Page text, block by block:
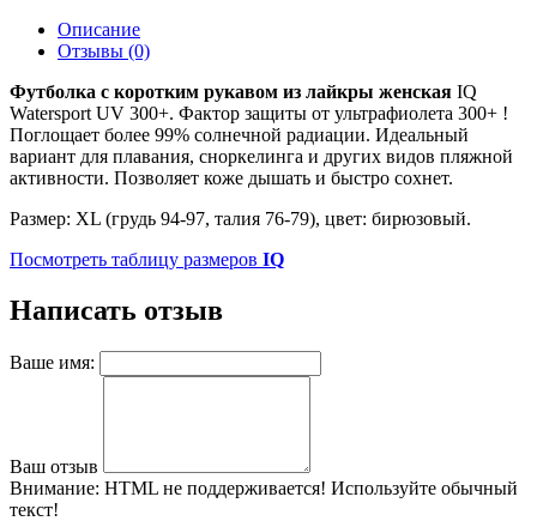
Описание
Отзывы (0)
Футболка с коротким рукавом из лайкры женская IQ
Watersport UV 300+. Фактор защиты от ультрафиолета 300+ !
Поглощает более 99% солнечной радиации. Идеальный
вариант для плавания, сноркелинга и других видов пляжной
активности. Позволяет коже дышать и быстро сохнет.
Размер: XL (грудь 94-97, талия 76-79), цвет: бирюзовый.
Посмотреть таблицу размеров IQ
Написать отзыв
Ваше имя:
Ваш отзыв
Внимание: HTML не поддерживается! Используйте обычный
текст!